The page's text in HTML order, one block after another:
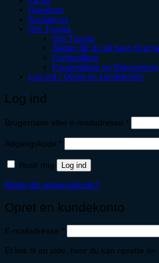
Gavekort
Kontakt os
Om Tjugga
Om Tjugga
Sådan får du dit barn til at
Forhandlere
Forsendelse og Returnering
Log ind / Opret en kundekonto
Log ind
Brugernavn eller e-mailadresse *
Adgangskode *
Husk mig Log ind
Mistet din adgangskode?
Opret en kundekonto
E-mailadresse *
Et link til en side, hvor du kan oprette